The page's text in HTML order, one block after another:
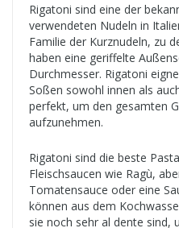
Rigatoni sind eine der
verwendeten Nudeln in
Familie der Kurznudeln, zu
haben eine geriffelte
Durchmesser. Rigatoni
Soßen sowohl innen als
perfekt, um den gesamten
aufzunehmen.
Rigatoni sind die beste
Fleischsaucen wie Ragù,
Tomatensauce oder eine
können aus dem
sie noch sehr al dente sind,